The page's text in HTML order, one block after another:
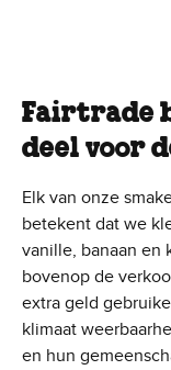
Fairtrade
deel voor
Elk van onze
betekent dat we
vanille, banaan en
bovenop de
extra geld
klimaat
en hun